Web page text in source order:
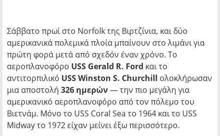
Σάββατο πρωί στο Norfolk της Βιρτζίνια, και δύο
αμερικανικά πολεμικά πλοία μπαίνουν στο λιμάνι για
πρώτη φορά μετά από σχεδόν έναν χρόνο. Το
αεροπλανοφόρο USS Gerald R. Ford και το
αντιτορπιλικό USS Winston S. Churchill ολοκλήρωσαν
μια αποστολή 326 ημερών — την πιο μεγάλη για
αμερικανικό αεροπλανοφόρο από τον πόλεμο του
Βιετνάμ. Μόνο το USS Coral Sea το 1964 και το USS
Midway το 1972 είχαν μείνει έξω περισσότερο.